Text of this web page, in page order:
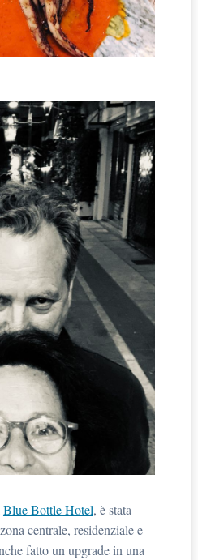
Blue Bottle Hotel, è stata
centrale, residenziale e
fatto un upgrade in una